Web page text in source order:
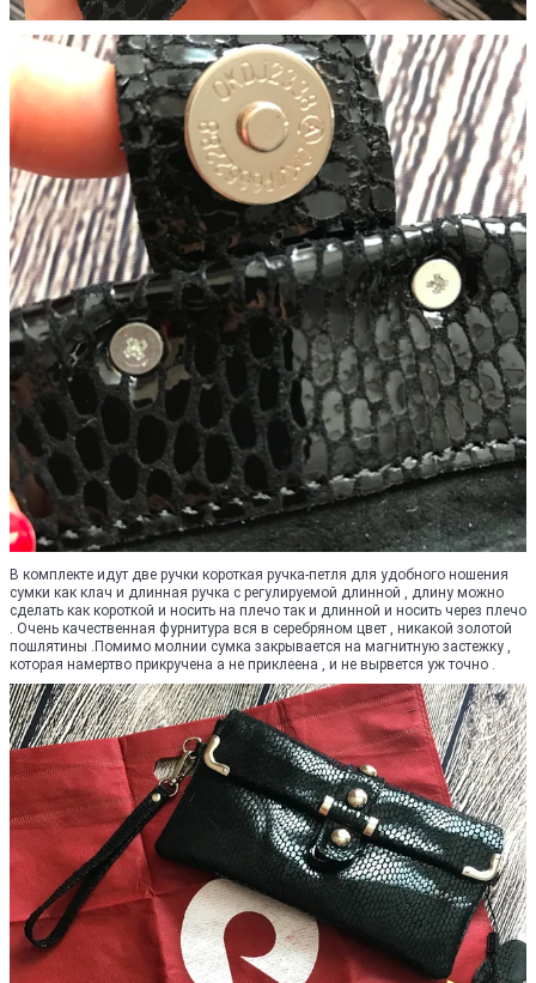
В комплекте идут две ручки короткая ручка-петля для удобного ношения
сумки как клач и длинная ручка с регулируемой длинной , длину можно
сделать как короткой и носить на плечо так и длинной и носить через плечо
. Очень качественная фурнитура вся в серебряном цвет , никакой золотой
пошлятины .Помимо молнии сумка закрывается на магнитную застежку ,
которая намертво прикручена а не приклеена , и не вырвется уж точно .